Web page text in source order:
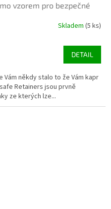
vzorem pro bezpečné
Skladem (5 ks)
DETAIL
Vám někdy stalo to že Vám kapr
Retainers jsou prvně
ze kterých lze...